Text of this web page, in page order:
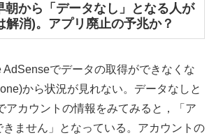
朝から「データなし」となる人が
解消)。アプリ廃止の予兆か？
AdSenseでデータの取得ができなくな
から状況が見れない。データなしと
アカウントの情報をみてみると，「ア
きません」となっている。アカウントの